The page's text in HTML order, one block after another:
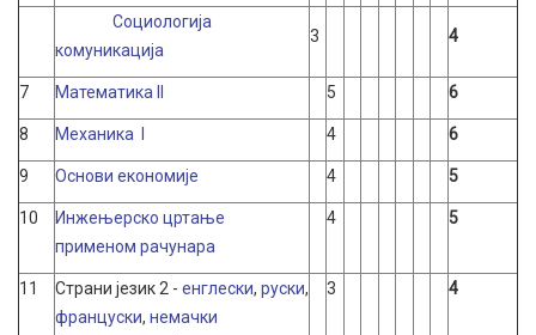
Социологија
комуникација
3 4
7 Математика II 5 6
8 Mеханика I 4 6
9 Основи економије 4 5
10
Инжењерско цртање
применом рачунара
4 5
11 Страни језик 2 - енглески, руски,
француски, немачки
3 4